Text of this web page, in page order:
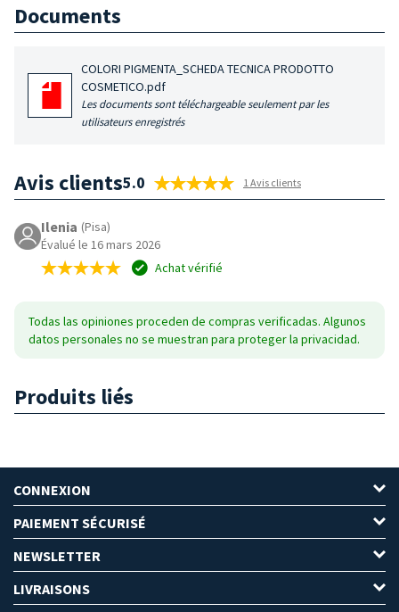
Documents
COLORI PIGMENTA_SCHEDA TECNICA PRODOTTO
COSMETICO.pdf
Les documents sont téléchargeable seulement par les
utilisateurs enregistrés
Avis clients5.0 1 Avis clients
Ilenia (Pisa)
Évalué le 16 mars 2026
Achat vérifié
Todas las opiniones proceden de compras verificadas. Algunos
datos personales no se muestran para proteger la privacidad.
Produits liés
CONNEXION
PAIEMENT SÉCURISÉ
NEWSLETTER
LIVRAISONS